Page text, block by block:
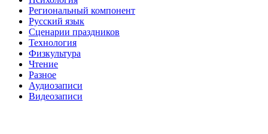
Региональный компонент
Русский язык
Сценарии праздников
Технология
Физкультура
Чтение
Разное
Аудиозаписи
Видеозаписи